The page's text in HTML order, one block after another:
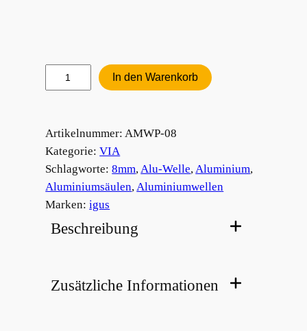
Aluminiumwelle
8mm
In den Warenkorb
Artikelnummer: AMWP-08
Kategorie:VIA
Schlagworte:8mm, Alu-Welle, Aluminium
Aluminiumsäulen, Aluminiumwellen
Marken:igus
Beschreibung
Zusätzliche Informationen